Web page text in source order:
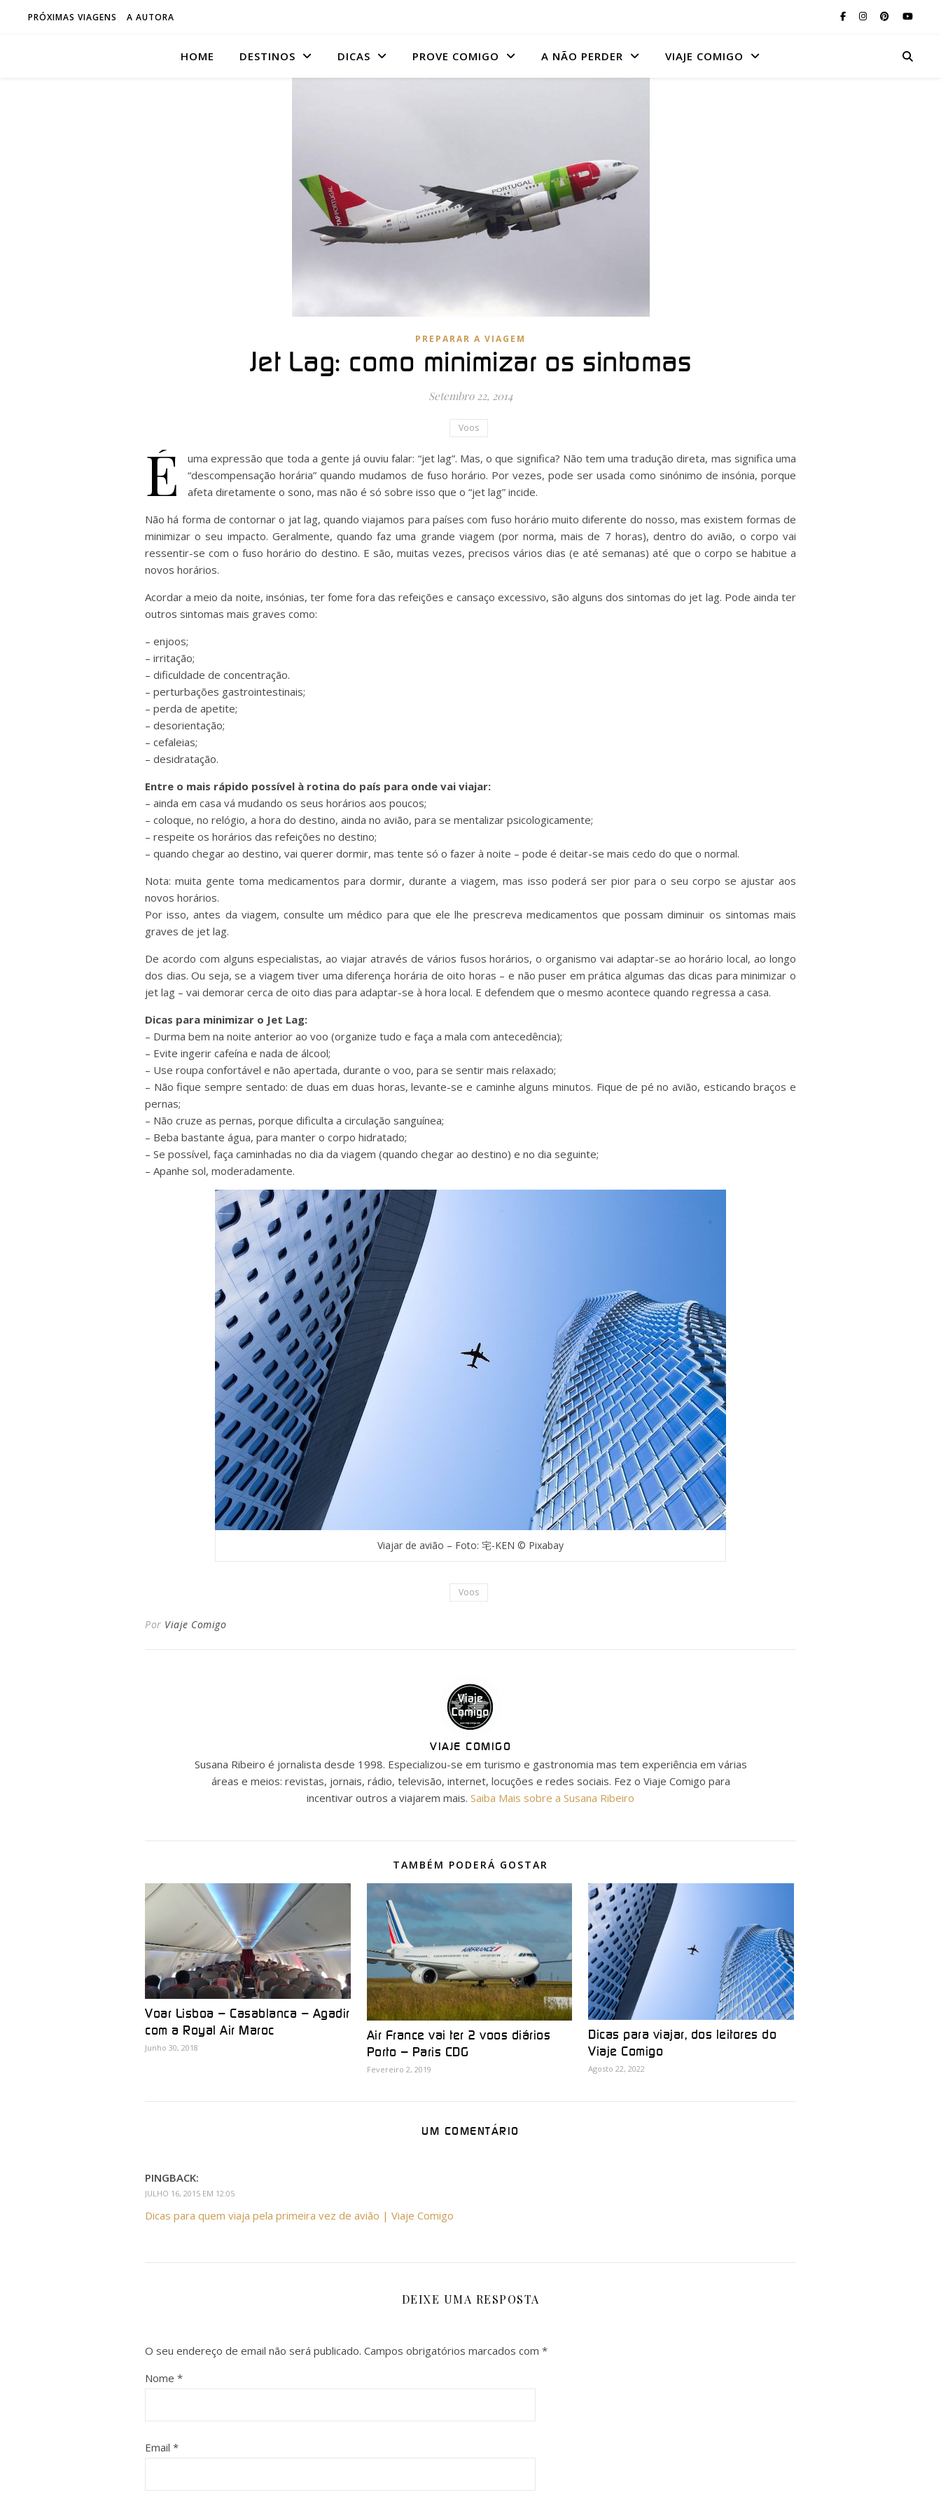
PRÓXIMAS VIAGENS A AUTORA
HOME DESTINOS DICAS PROVE COMIGO A NÃO PERDER VIAJE COMIGO
PREPARAR A VIAGEM
Jet Lag: como minimizar os sintomas
Setembro 22, 2014
Voos
É
uma expressão que toda a gente já ouviu falar: “jet lag”. Mas, o que significa? Não tem uma tradução direta, mas significa uma
“descompensação horária” quando mudamos de fuso horário. Por vezes, pode ser usada como sinónimo de insónia, porque
afeta diretamente o sono, mas não é só sobre isso que o “jet lag” incide.
Não há forma de contornar o jat lag, quando viajamos para países com fuso horário muito diferente do nosso, mas existem formas de
minimizar o seu impacto. Geralmente, quando faz uma grande viagem (por norma, mais de 7 horas), dentro do avião, o corpo vai
ressentir-se com o fuso horário do destino. E são, muitas vezes, precisos vários dias (e até semanas) até que o corpo se habitue a
novos horários.
Acordar a meio da noite, insónias, ter fome fora das refeições e cansaço excessivo, são alguns dos sintomas do jet lag. Pode ainda ter
outros sintomas mais graves como:
– enjoos;
– irritação;
– dificuldade de concentração.
– perturbações gastrointestinais;
– perda de apetite;
– desorientação;
– cefaleias;
– desidratação.
Entre o mais rápido possível à rotina do país para onde vai viajar:
– ainda em casa vá mudando os seus horários aos poucos;
– coloque, no relógio, a hora do destino, ainda no avião, para se mentalizar psicologicamente;
– respeite os horários das refeições no destino;
– quando chegar ao destino, vai querer dormir, mas tente só o fazer à noite – pode é deitar-se mais cedo do que o normal.
Nota: muita gente toma medicamentos para dormir, durante a viagem, mas isso poderá ser pior para o seu corpo se ajustar aos
novos horários.
Por isso, antes da viagem, consulte um médico para que ele lhe prescreva medicamentos que possam diminuir os sintomas mais
graves de jet lag.
De acordo com alguns especialistas, ao viajar através de vários fusos horários, o organismo vai adaptar-se ao horário local, ao longo
dos dias. Ou seja, se a viagem tiver uma diferença horária de oito horas – e não puser em prática algumas das dicas para minimizar o
jet lag – vai demorar cerca de oito dias para adaptar-se à hora local. E defendem que o mesmo acontece quando regressa a casa.
Dicas para minimizar o Jet Lag:
– Durma bem na noite anterior ao voo (organize tudo e faça a mala com antecedência);
– Evite ingerir cafeína e nada de álcool;
– Use roupa confortável e não apertada, durante o voo, para se sentir mais relaxado;
– Não fique sempre sentado: de duas em duas horas, levante-se e caminhe alguns minutos. Fique de pé no avião, esticando braços e
pernas;
– Não cruze as pernas, porque dificulta a circulação sanguínea;
– Beba bastante água, para manter o corpo hidratado;
– Se possível, faça caminhadas no dia da viagem (quando chegar ao destino) e no dia seguinte;
– Apanhe sol, moderadamente.
Viajar de avião – Foto: 宅-KEN © Pixabay
Voos
Por Viaje Comigo
VIAJE COMIGO
Susana Ribeiro é jornalista desde 1998. Especializou-se em turismo e gastronomia mas tem experiência em várias
áreas e meios: revistas, jornais, rádio, televisão, internet, locuções e redes sociais. Fez o Viaje Comigo para
incentivar outros a viajarem mais. Saiba Mais sobre a Susana Ribeiro
TAMBÉM PODERÁ GOSTAR
Voar Lisboa – Casablanca – Agadir
com a Royal Air Maroc
Junho 30, 2018
Air France vai ter 2 voos diários
Porto – Paris CDG
Fevereiro 2, 2019
Dicas para viajar, dos leitores do
Viaje Comigo
Agosto 22, 2022
UM COMENTÁRIO
PINGBACK:
JULHO 16, 2015 EM 12:05
Dicas para quem viaja pela primeira vez de avião | Viaje Comigo
DEIXE UMA RESPOSTA
O seu endereço de email não será publicado. Campos obrigatórios marcados com *
Nome *
Email *